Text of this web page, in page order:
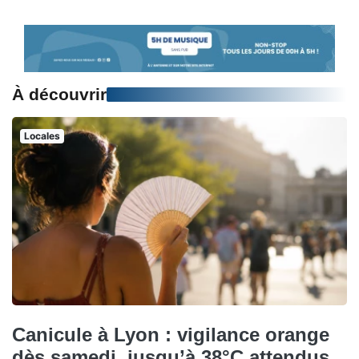
À découvrir
Locales
Canicule à Lyon : vigilance orange